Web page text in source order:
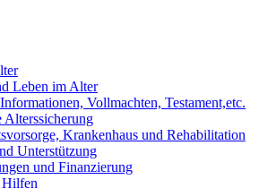
Leben im Alter
Vollmachten, Testament,etc.
Alterssicherung
Krankenhaus und Rehabilitation
Unterstützung
und Finanzierung
Hilfen